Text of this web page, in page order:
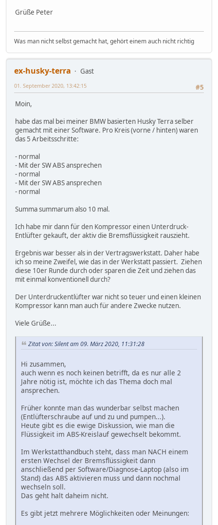
Grüße Peter
Was man nicht selbst gemacht hat, gehört einem auch nicht richtig
ex-husky-terra
Gast
#5
01. September 2020, 13:42:15
Moin,
habe das mal bei meiner BMW basierten Husky Terra selber
gemacht mit einer Software. Pro Kreis (vorne / hinten) waren
das 5 Arbeitsschritte:
- normal
- Mit der SW ABS ansprechen
- normal
- Mit der SW ABS ansprechen
- normal
Summa summarum also 10 mal.
Ich habe mir dann für den Kompressor einen Unterdruck-
Entlüfter gekauft, der aktiv die Bremsflüssigkeit rauszieht.
Ergebnis war besser als in der Vertragswerkstatt. Daher habe
ich so meine Zweifel, wie das in der Werkstatt passiert. Ziehen
diese 10er Runde durch oder sparen die Zeit und ziehen das
mit einmal konventionell durch?
Der Unterdruckentlüfter war nicht so teuer und einen kleinen
Kompressor kann man auch für andere Zwecke nutzen.
Viele Grüße...
Zitat von: Silent am 09. März 2020, 11:31:28
Hi zusammen,
auch wenn es noch keinen betrifft, da es nur alle 2
Jahre nötig ist, möchte ich das Thema doch mal
ansprechen.
Früher konnte man das wunderbar selbst machen
(Entlüfterschraube auf und zu und pumpen...).
Heute gibt es die ewige Diskussion, wie man die
Flüssigkeit im ABS-Kreislauf gewechselt bekommt.
Im Werkstatthandbuch steht, dass man NACH einem
ersten Wechsel der Bremsflüssigkeit dann
anschließend per Software/Diagnose-Laptop (also im
Stand) das ABS aktivieren muss und dann nochmal
wechseln soll.
Das geht halt daheim nicht.
Es gibt jetzt mehrere Möglichkeiten oder Meinungen: